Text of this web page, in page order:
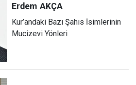
Erdem AKÇA
Kur’andaki Bazı Şahıs İsimlerinin
Mucizevi Yönleri